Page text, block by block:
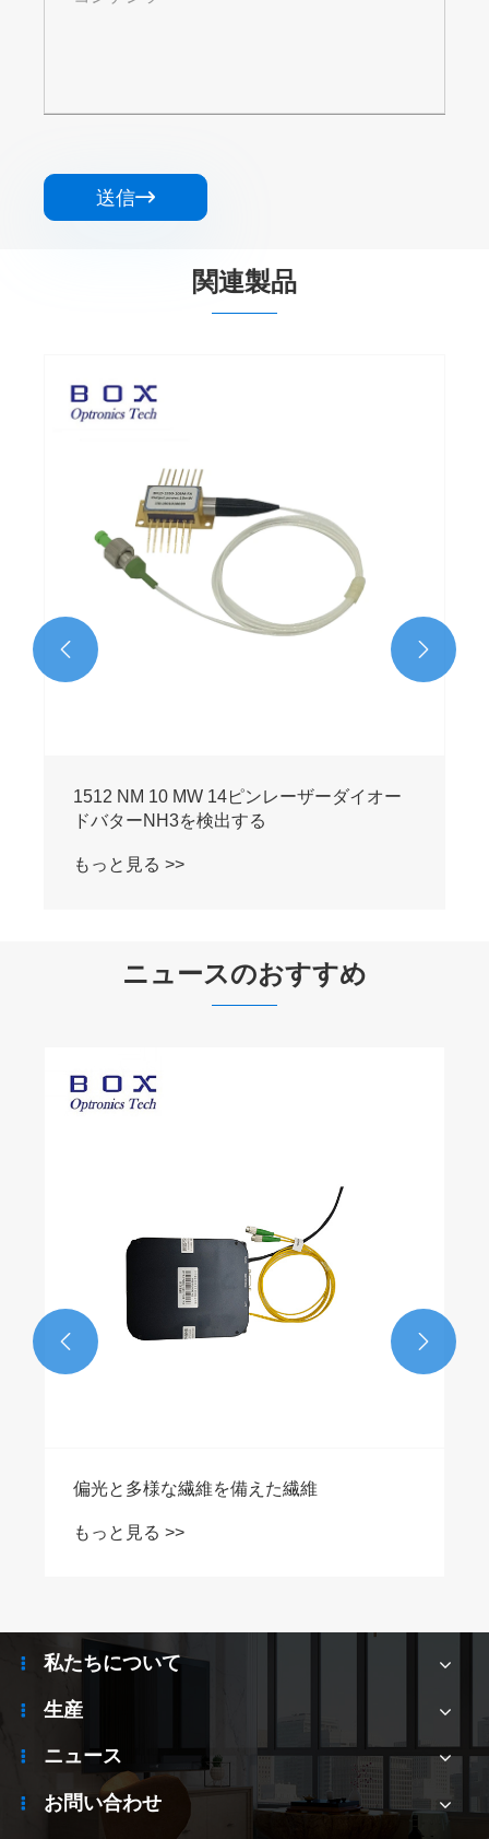
送信
関連製品
1567 NM DFBバタフライレーザーディオー
ル測定CO
もっと見る >>
 
ニュースのおすすめ
Erbievファイバーのアンプとは何ですか？
もっと見る >>
 
私たちについて
生産
ニュース
お問い合わせ